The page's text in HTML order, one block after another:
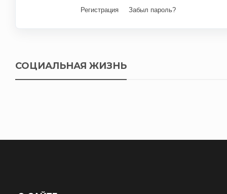
Регистрация Забыл пароль?
СОЦИАЛЬНАЯ ЖИЗНЬ